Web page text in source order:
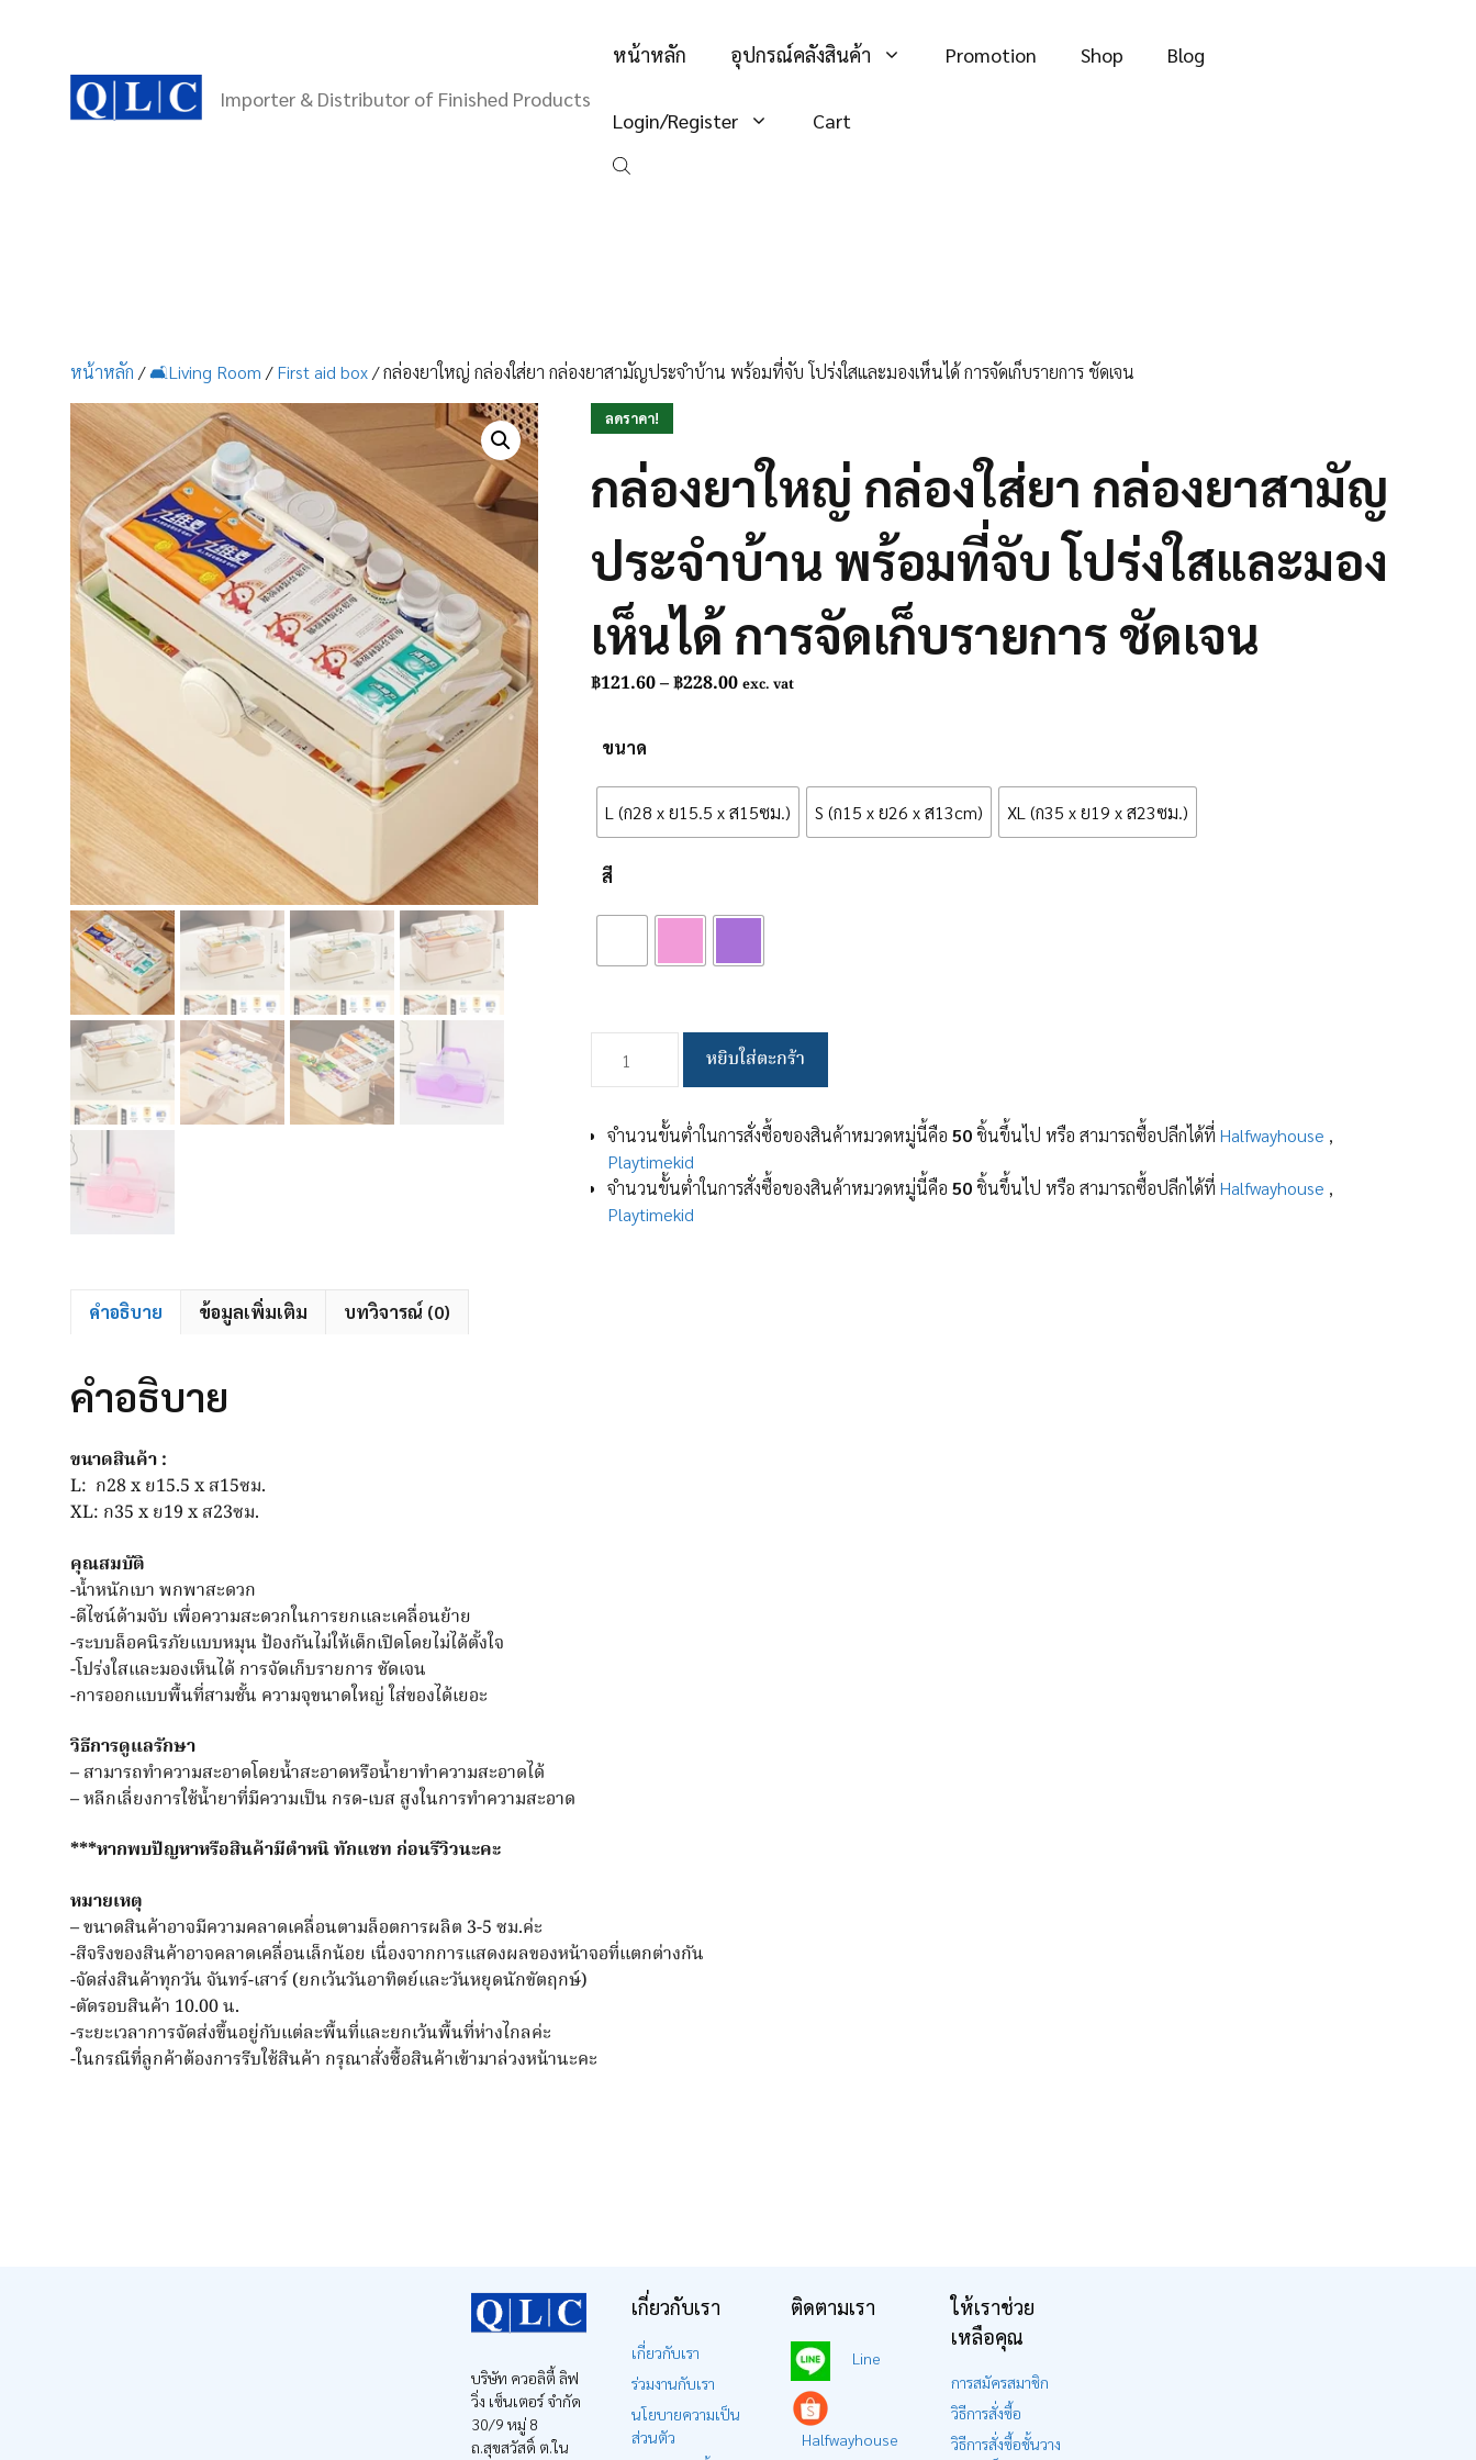
Importer & Distributor of Finished Products
หน้าหลัก อุปกรณ์คลังสินค้า Promotion Shop Blog
Login/Register Cart
หน้าหลัก /🛋️Living Room /First aid box/ กล่องยาใหญ่ กล่องใส่ยา กล่องยาสามัญประจำบ้าน พร้อมที่จับ โปร่งใสและมองเห็นได้ การจัดเก็บรายการ ชัดเจน
ลดราคา!
กล่องยาใหญ่ กล่องใส่ยา กล่องยาสามัญ
ประจำบ้าน พร้อมที่จับ โปร่งใสและมอง
เห็นได้ การจัดเก็บรายการ ชัดเจน
฿121.60–฿228.00Price
฿228.00
exc. vat
ขนาด
L (ก28 x ย15.5 x ส15ซม.) S (ก15 x ย26 x ส13cm) XL (ก35 x ย19 x ส23ซม.)
สี
กล่อง
ใหญ่
กล่อง
ใส่ยา
กล่อง
ยา
หยิบใส่ตะกร้า
จำนวนขั้นต่ำในการสั่งซื้อของสินค้าหมวดหมู่นี้คือ50 ชิ้นขึ้นไป หรือ สามารถซื้อปลีกได้ที่Halfwayhouse ,
Playtimekid
จำนวนขั้นต่ำในการสั่งซื้อของสินค้าหมวดหมู่นี้คือ50 ชิ้นขึ้นไป หรือ สามารถซื้อปลีกได้ที่Halfwayhouse ,
Playtimekid
คำอธิบาย ข้อมูลเพิ่มเติม บทวิจารณ์ (0)
คำอธิบาย
ขนาดสินค้า :
L: ก28 x ย15.5 x ส15ซม.
XL: ก35 x ย19 x ส23ซม.
คุณสมบัติ
-น้ำหนักเบา พกพาสะดวก
-ดีไซน์ด้ามจับ เพื่อความสะดวกในการยกและเคลื่อนย้าย
-ระบบล็อคนิรภัยแบบหมุน ป้องกันไม่ให้เด็กเปิดโดยไม่ได้ตั้งใจ
-โปร่งใสและมองเห็นได้ การจัดเก็บรายการ ชัดเจน
-การออกแบบพื้นที่สามชั้น ความจุขนาดใหญ่ ใส่ของได้เยอะ
วิธีการดูแลรักษา
– สามารถทำความสะอาดโดยน้ำสะอาดหรือน้ำยาทำความสะอาดได้
– หลีกเลี่ยงการใช้น้ำยาที่มีความเป็น กรด-เบส สูงในการทำความสะอาด
***หากพบปัญหาหรือสินค้ามีตำหนิ ทักแชท ก่อนรีวิวนะคะ
หมายเหตุ
– ขนาดสินค้าอาจมีความคลาดเคลื่อนตามล็อตการผลิต 3-5 ซม.ค่ะ
-สีจริงของสินค้าอาจคลาดเคลื่อนเล็กน้อย เนื่องจากการแสดงผลของหน้าจอที่แตกต่างกัน
-จัดส่งสินค้าทุกวัน จันทร์-เสาร์ (ยกเว้นวันอาทิตย์และวันหยุดนักขัตฤกษ์)
-ตัดรอบสินค้า 10.00 น.
-ระยะเวลาการจัดส่งขึ้นอยู่กับแต่ละพื้นที่และยกเว้นพื้นที่ห่างไกลค่ะ
-ในกรณีที่ลูกค้าต้องการรีบใช้สินค้า กรุณาสั่งซื้อสินค้าเข้ามาล่วงหน้านะคะ
บริษัท ควอลิตี้ ลิฟ
วิ่ง เซ็นเตอร์ จำกัด
30/9 หมู่ 8
ถ.สุขสวัสดิ์ ต.ใน
เกี่ยวกับเรา
เกี่ยวกับเรา
ร่วมงานกับเรา
นโยบายความเป็น
ส่วนตัว
ติดตามเรา
Line
Halfwayhouse
ให้เราช่วย
เหลือคุณ
การสมัครสมาชิก
วิธีการสั่งซื้อ
วิธีการสั่งซื้อชั้นวาง